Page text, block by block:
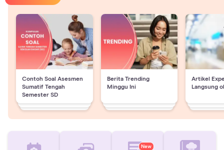
Contoh Soal Asesmen
Sumatif Tengah
Semester SD
Berita Trending
Minggu Ini
Artikel
Langsung
New